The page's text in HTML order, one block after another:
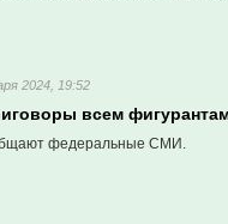
2024, 19:52
всем
федеральные СМИ.